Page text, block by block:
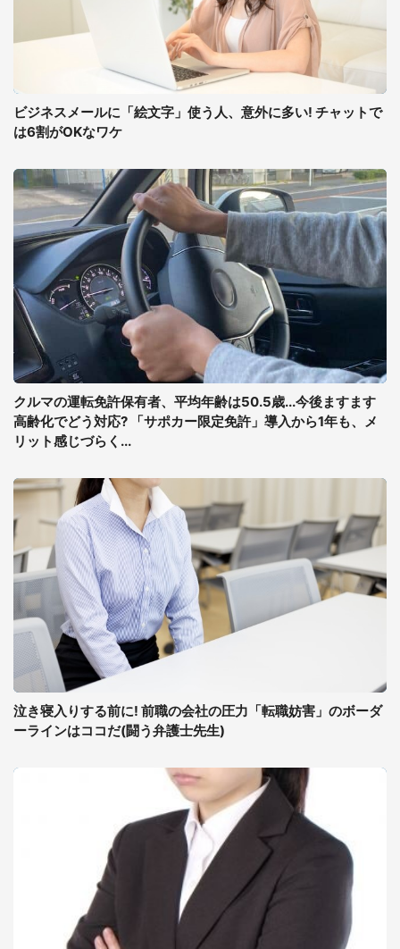
ビジネスメールに「絵文字」使う人、意外に多い! チャットで
は6割がOKなワケ
クルマの運転免許保有者、平均年齢は50.5歳...今後ますます
高齢化でどう対応? 「サポカー限定免許」導入から1年も、メ
リット感じづらく...
泣き寝入りする前に! 前職の会社の圧力「転職妨害」のボーダ
ーラインはココだ(闘う弁護士先生)